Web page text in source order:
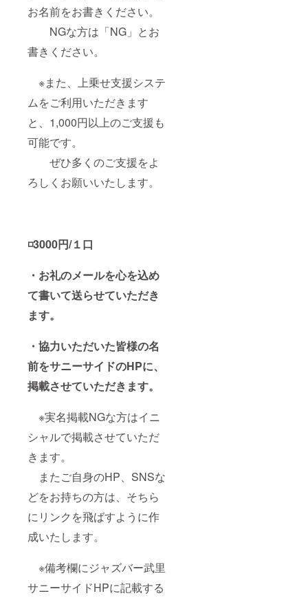
お名前をお書きください。
NGな方は「NG」とお
書きください。
※また、上乗せ支援システ
ムをご利用いただきます
と、1,000円以上のご支援も
可能です。
ぜひ多くのご支援をよ
ろしくお願いいたします。
◽️3000円/１口
・お礼のメールを心を込め
て書いて送らせていただき
ます。
・協力いただいた皆様の名
前をサニーサイドのHPに、
掲載させていただきます。
※実名掲載NGな方はイニ
シャルで掲載させていただ
きます。
またご自身のHP、SNSな
どをお持ちの方は、そちら
にリンクを飛ばすように作
成いたします。
※備考欄にジャズバー武里
サニーサイドHPに記載する